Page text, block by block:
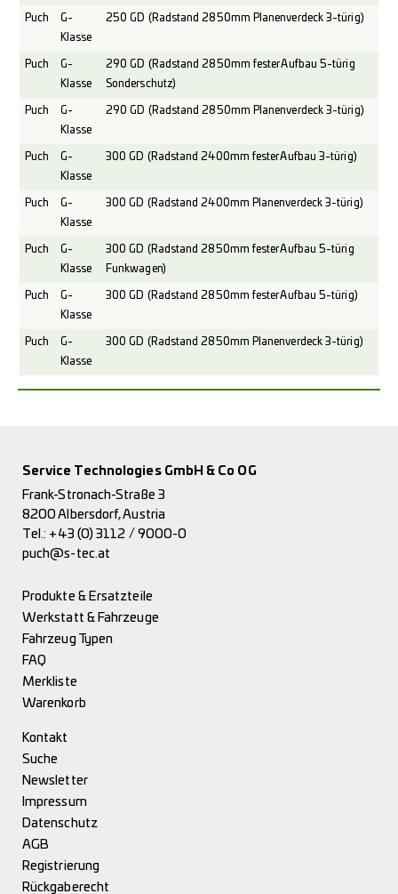
Puch
G-
Klasse
250 GD (Radstand 2850mm Planenverdeck 3-türig)
Puch
G-
Klasse
290 GD (Radstand 2850mm fester Aufbau 5-türig
Sonderschutz)
Puch
G-
Klasse
290 GD (Radstand 2850mm Planenverdeck 3-türig)
Puch
G-
Klasse
300 GD (Radstand 2400mm fester Aufbau 3-türig)
Puch
G-
Klasse
300 GD (Radstand 2400mm Planenverdeck 3-türig)
Puch
G-
Klasse
300 GD (Radstand 2850mm fester Aufbau 5-türig
Funkwagen)
Puch
G-
Klasse
300 GD (Radstand 2850mm fester Aufbau 5-türig)
Puch
G-
Klasse
300 GD (Radstand 2850mm Planenverdeck 3-türig)
Service Technologies GmbH & Co OG
Frank-Stronach-Straße 3
8200 Albersdorf, Austria
Tel.: +43 (0) 3112 / 9000-0
puch@s-tec.at
Produkte & Ersatzteile
Werkstatt & Fahrzeuge
Fahrzeug Typen
FAQ
Merkliste
Warenkorb
Kontakt
Suche
Newsletter
Impressum
Datenschutz
AGB
Registrierung
Rückgaberecht